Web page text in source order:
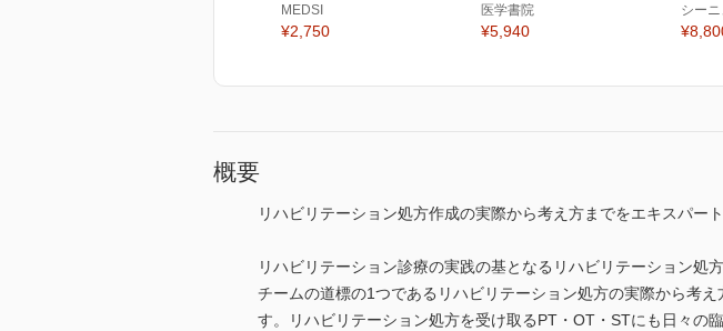
MEDSI
¥2,750
医学書院
¥5,940
シーニ
概要
リハビリテーション処方作成の実際から考え方までをエキスパート
リハビリテーション診療の実践の基となるリハビリテーション
チームの道標の1つであるリハビリテーション処方の実際から考
す。リハビリテーション処方を受け取るPT・OT・STにも日々の